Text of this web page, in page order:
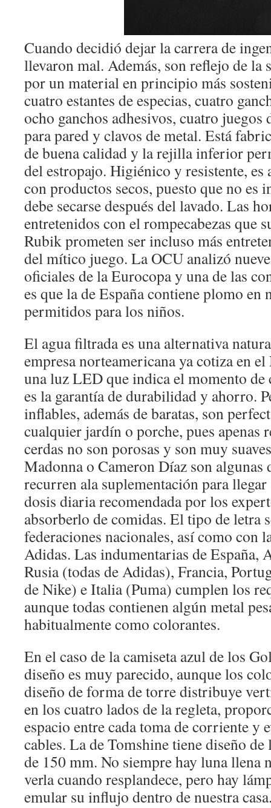
Cuando decidió dejar la carrera de
llevaron mal. Además, son reflejo de la
por un material en principio más
cuatro estantes de especias, cuatro
ocho ganchos adhesivos, cuatro
para pared y clavos de metal. Está
de buena calidad y la rejilla inferior
del estropajo. Higiénico y resistente, es
con productos secos, puesto que no es
debe secarse después del lavado. Las
entretenidos con el rompecabezas que
Rubik prometen ser incluso más
del mítico juego. La OCU analizó
oficiales de la Eurocopa y una de las
es que la de España contiene plomo en
permitidos para los niños.
El agua filtrada es una alternativa
empresa norteamericana ya cotiza en
una luz LED que indica el momento
es la garantía de durabilidad y ahorro.
inflables, además de baratas, son
cualquier jardín o porche, pues apenas
cerdas no son porosas y son muy
Madonna o Cameron Díaz son algunas
recurren ala suplementación para
dosis diaria recomendada por los
absorberlo de comidas. El tipo de letra
federaciones nacionales, así como con
Adidas. Las indumentarias de España,
Rusia (todas de Adidas), Francia,
de Nike) e Italia (Puma) cumplen los
aunque todas contienen algún metal
habitualmente como colorantes.
En el caso de la camiseta azul de los
diseño es muy parecido, aunque los
diseño de forma de torre distribuye
en los cuatro lados de la regleta,
espacio entre cada toma de corriente y
cables. La de Tomshine tiene diseño
de 150 mm. No siempre hay luna llena
verla cuando resplandece, pero hay
emular su influjo dentro de nuestra